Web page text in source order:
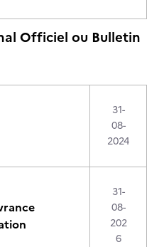
Officiel ou Bulletin
31-
08-
2024
31-
08-
202
6